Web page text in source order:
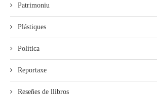
Patrimoniu
Plástiques
Política
Reportaxe
Reseñes de llibros